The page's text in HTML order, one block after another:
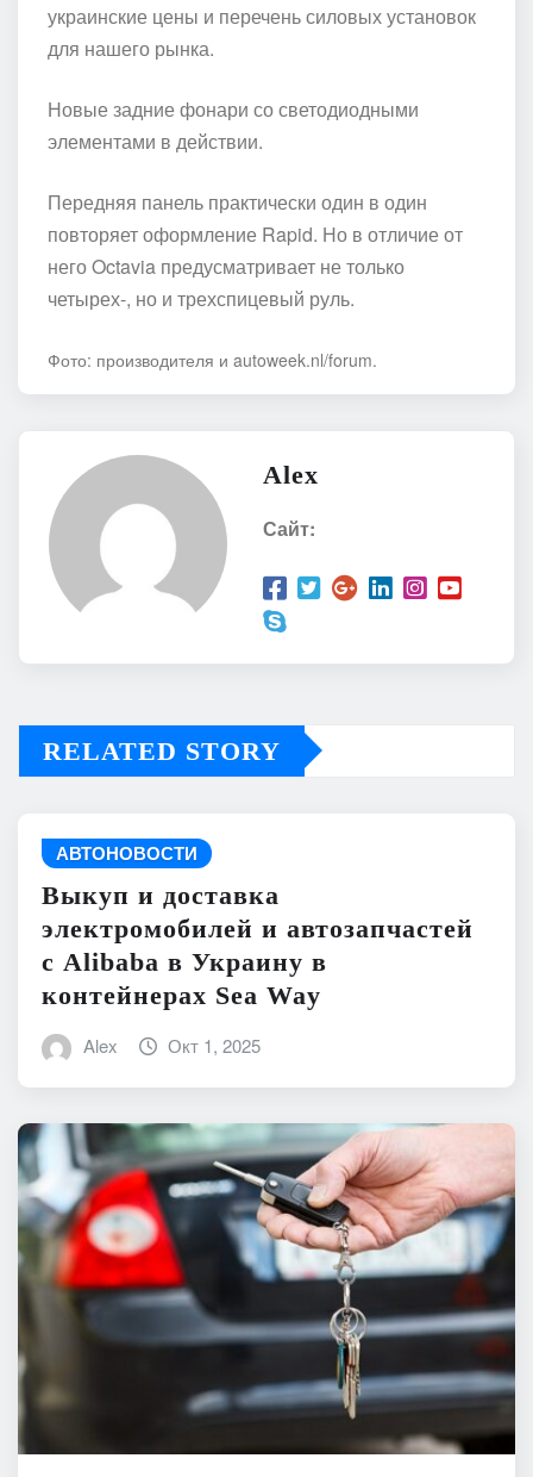
украинские цены и перечень силовых установок
для нашего рынка.
Новые задние фонари со светодиодными
элементами в действии.
Передняя панель практически один в один
повторяет оформление Rapid. Но в отличие от
него Octavia предусматривает не только
четырех-, но и трехспицевый руль.
Фото: производителя и autoweek.nl/forum.
Alex
Сайт:
RELATED STORY
АВТОНОВОСТИ
Выкуп и доставка
электромобилей и автозапчастей
с Alibaba в Украину в
контейнерах Sea Way
Alex Окт 1, 2025